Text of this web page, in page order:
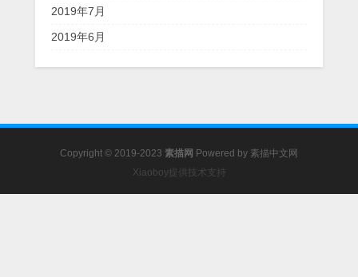
2019年7月
2019年6月
Copyright © 2019-2023 素描网 Powered by 素描中文网
Xiaoboy提供技术支持